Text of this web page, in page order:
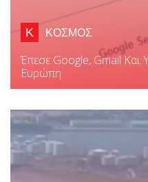
Κ ΚΟΣΜΟΣ
Έπεσε Google, Gmail Και
Ευρώπη